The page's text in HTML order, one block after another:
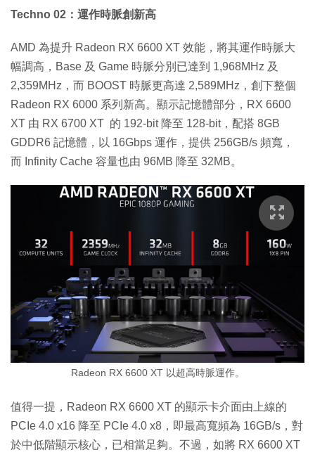
Techno 02：運作時脈創新高
AMD 為提升 Radeon RX 6600 XT 效能，將其運作時脈大
幅調高，Base 及 Game 時脈分別已達到 1,968MHz 及
2,359MHz，而 BOOST 時脈更高達 2,589MHz，創下整個
Radeon RX 6000 系列新高。顯示記憶體部分，RX 6600
XT 由 RX 6700 XT 的 192-bit 降至 128-bit，配搭 8GB
GDDR6 記憶體，以 16Gbps 運作，提供 256GB/s 頻寬，
而 Infinity Cache 容量也由 96MB 降至 32MB。
Radeon RX 6600 XT 以超高時脈運作。
值得一提，Radeon RX 6600 XT 的顯示卡介面由上線的
PCIe 4.0 x16 降至 PCIe 4.0 x8，即最高寬頻為 16GB/s，對
於中低階顯示核心，已相當足夠。不過，如將 RX 6600 XT